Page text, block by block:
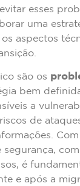
esses
uma
aspectos
são os
bem
a
de
segurança,
é
e após a